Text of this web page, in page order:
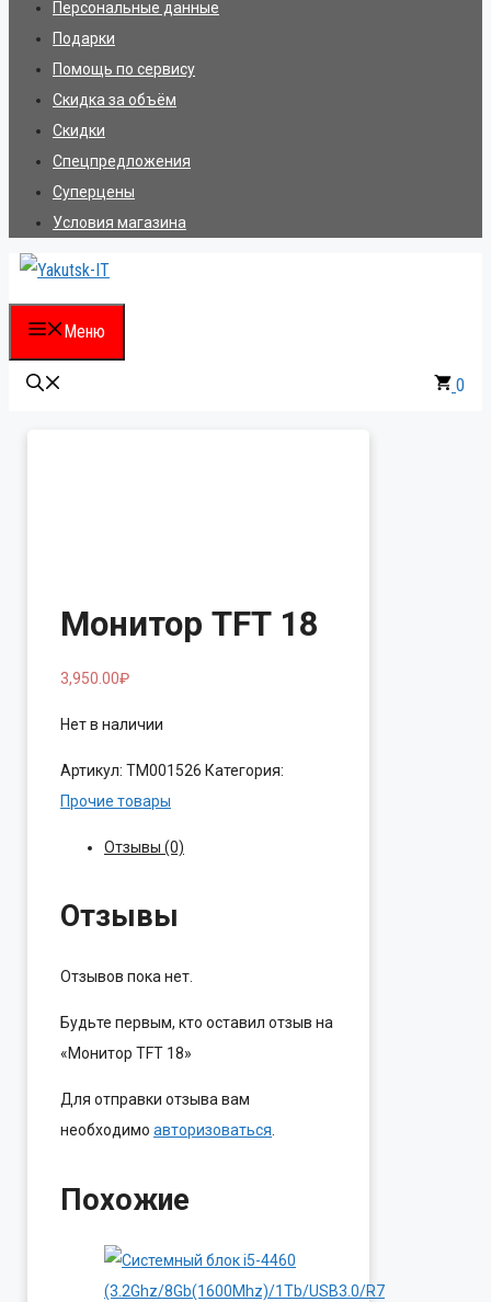
Персональные данные
Подарки
Помощь по сервису
Скидка за объём
Скидки
Спецпредложения
Суперцены
Условия магазина
Меню
0
Монитор TFT 18
3,950.00₽
Нет в наличии
Артикул: ТМ001526 Категория:
Прочие товары
Отзывы (0)
Отзывы
Отзывов пока нет.
Будьте первым, кто оставил отзыв на
«Монитор TFT 18»
Для отправки отзыва вам
необходимо авторизоваться
Похожие